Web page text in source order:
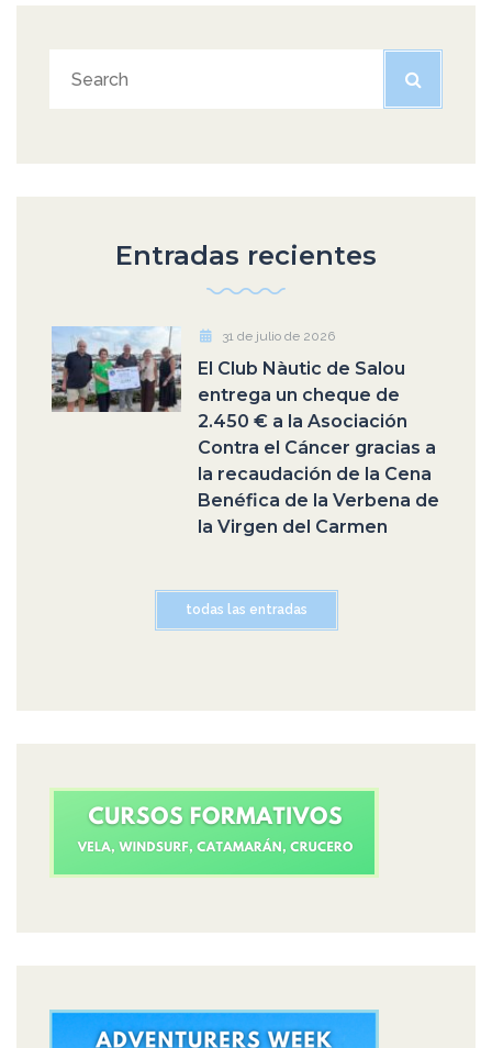
Entradas recientes
31 de julio de 2026
El Club Nàutic de Salou
entrega un cheque de
2.450 € a la Asociación
Contra el Cáncer gracias a
la recaudación de la Cena
Benéfica de la Verbena de
la Virgen del Carmen
todas las entradas